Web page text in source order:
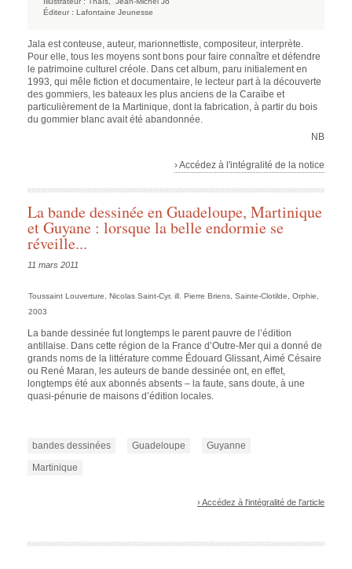
Éditeur : Lafontaine Jeunesse
Jala est conteuse, auteur, marionnettiste, compositeur, interprète.
Pour elle, tous les moyens sont bons pour faire connaître et défendre
le patrimoine culturel créole. Dans cet album, paru initialement en
1993, qui mêle fiction et documentaire, le lecteur part à la découverte
des gommiers, les bateaux les plus anciens de la Caraïbe et
particulièrement de la Martinique, dont la fabrication, à partir du bois
du gommier blanc avait été abandonnée.
NB
› Accédez à l'intégralité de la notice
La bande dessinée en Guadeloupe, Martinique
et Guyane : lorsque la belle endormie se
réveille...
11 mars 2011
Toussaint Louverture , Nicolas Saint-Cyr, ill. Pierre Briens, Sainte-Clotilde, Orphie,
2003
La bande dessinée fut longtemps le parent pauvre de l’édition
antillaise. Dans cette région de la France d’Outre-Mer qui a donné de
grands noms de la littérature comme Édouard Glissant, Aimé Césaire
ou René Maran, les auteurs de bande dessinée ont, en effet,
longtemps été aux abonnés absents – la faute, sans doute, à une
quasi-pénurie de maisons d’édition locales.
bandes dessinées Guadeloupe
Guyanne
Martinique
› Accédez à l'intégralité de l'article